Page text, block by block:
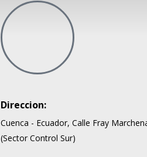
Direccion:
Cuenca - Ecuador, Calle Fray
(Sector Control Sur)